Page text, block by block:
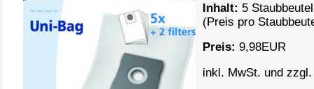
Inhalt: 5 Staubbeutel
(Preis pro
Preis: 9,98EUR
inkl. MwSt. und